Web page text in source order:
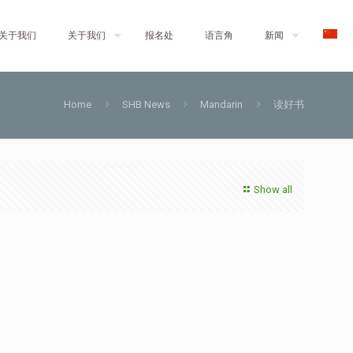
于我们 关于我们 报名处 语言角 新闻
Home SHB News Mandarin 读好书
Show all